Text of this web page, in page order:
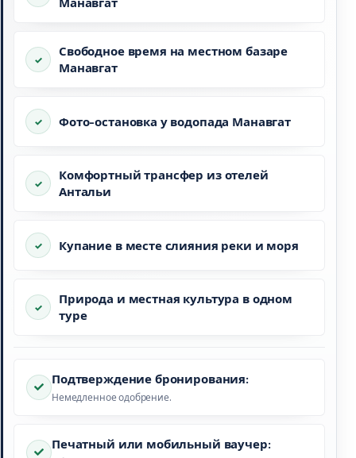
Свободное время на местном базаре
Манавгат
Фото-остановка у водопада Манавгат
Комфортный трансфер из отелей
Антальи
Купание в месте слияния реки и моря
Природа и местная культура в одном
туре
Подтверждение бронирования:
Немедленное одобрение.
Печатный или мобильный ваучер: